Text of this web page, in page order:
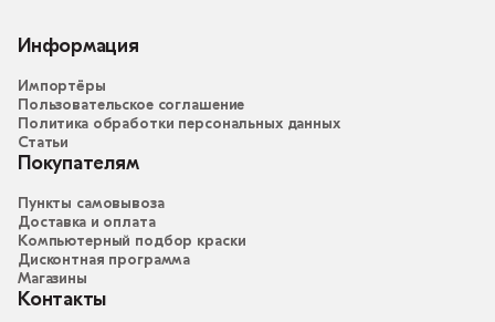
Информация
Импортёры
Пользовательское соглашение
Политика обработки персональных данных
Статьи
Покупателям
Пункты самовывоза
Доставка и оплата
Компьютерный подбор краски
Дисконтная программа
Магазины
Контакты